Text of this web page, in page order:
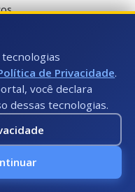
da empresa GABRIELA
normas e
Pregão Presencial. Os
registro de preços não
dele.
Documento:
tecnologias
de Privacidade.
você declara
dessas tecnologias.